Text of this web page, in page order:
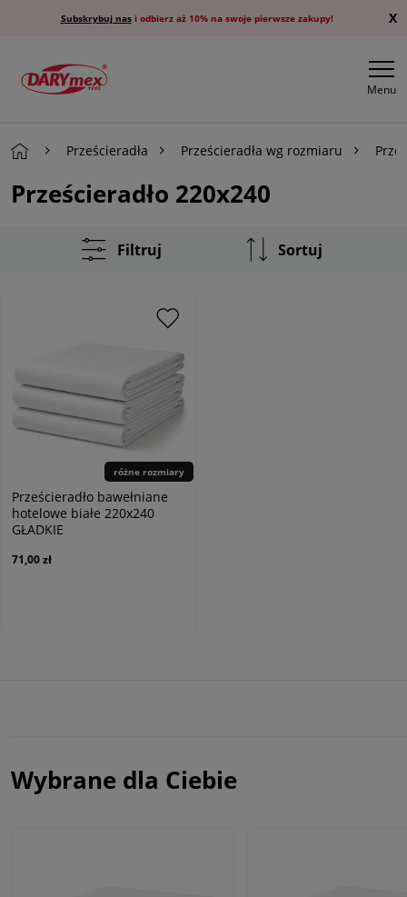
Subskrybuj nasi odbierz aż 10% na swoje pierwsze zakupy! X
Menu
Prześcieradła Prześcieradła wg rozmiaru
Prześcieradło 220x240
Filtruj Sortuj
różne rozmiary
Prześcieradło bawełniane
hotelowe białe 220x240
GŁADKIE
71,00 zł
Wybrane dla Ciebie